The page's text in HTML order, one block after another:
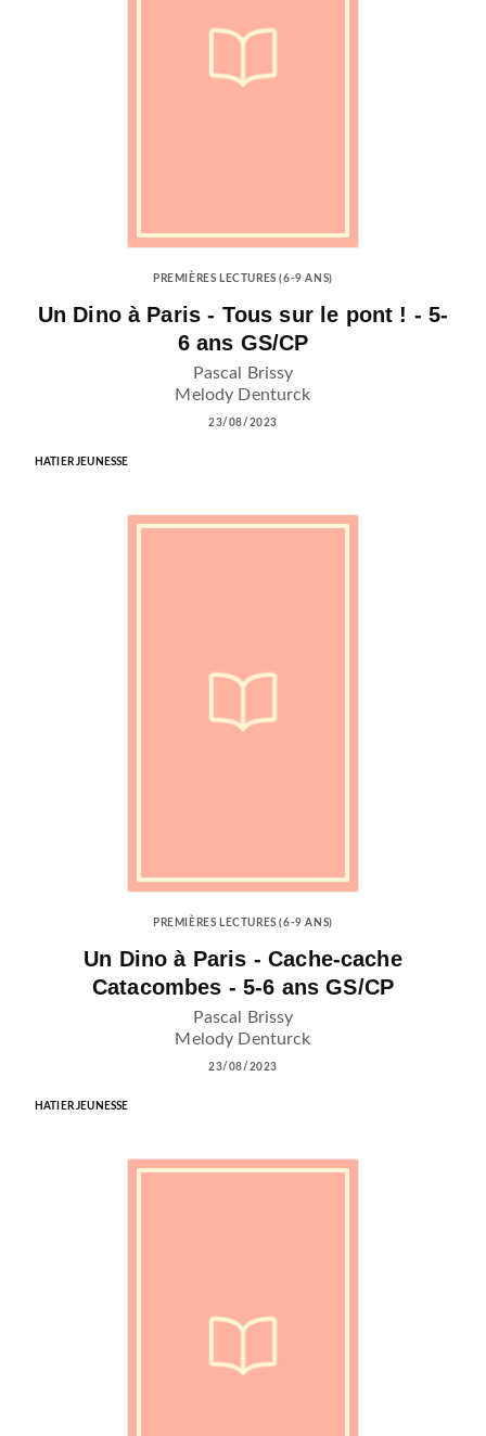
PREMIÈRES LECTURES (6-9 ANS)
Un Dino à Paris - Tous sur le pont ! - 5-
6 ans GS/CP
Pascal Brissy
Melody Denturck
23/08/2023
HATIER JEUNESSE
PREMIÈRES LECTURES (6-9 ANS)
Un Dino à Paris - Cache-cache
Catacombes - 5-6 ans GS/CP
Pascal Brissy
Melody Denturck
23/08/2023
HATIER JEUNESSE